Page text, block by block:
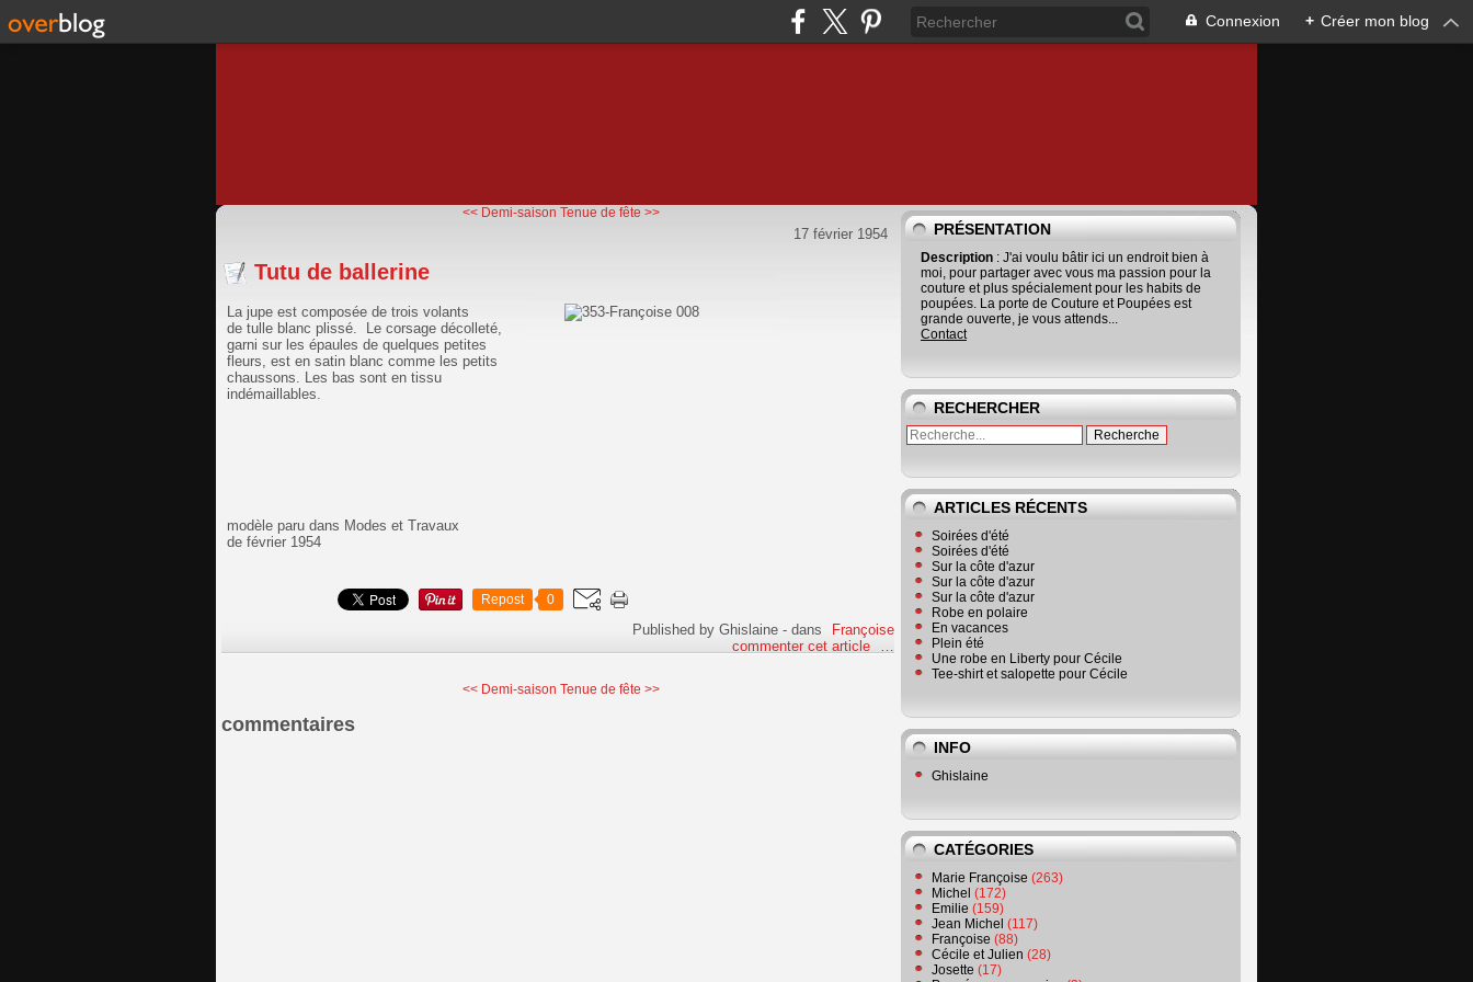
Connexion + Créer mon blog
<< Demi-saison Tenue de fête >>
17 février 1954
Tutu de ballerine
La jupe est composée de trois volants
de tulle blanc plissé. Le corsage décolleté,
garni sur les épaules de quelques petites
fleurs, est en satin blanc comme les petits
chaussons. Les bas sont en tissu
indémaillables.
modèle paru dans Modes et Travaux
de février 1954
Repost 0
Published by Ghislaine -dans
Françoise
commenter cet article
<< Demi-saison Tenue de fête >>
commentaires
PRÉSENTATION
Description : J'ai voulu bâtir ici un endroit bien à
moi, pour partager avec vous ma passion pour la
couture et plus spécialement pour les habits de
poupées. La porte de Couture et Poupées est
grande ouverte, je vous attends...
Contact
RECHERCHER
ARTICLES RÉCENTS
Soirées d'été
Soirées d'été
Sur la côte d'azur
Sur la côte d'azur
Sur la côte d'azur
Robe en polaire
En vacances
Plein été
Une robe en Liberty pour Cécile
Tee-shirt et salopette pour Cécile
INFO
Ghislaine
CATÉGORIES
Marie Françoise (263)
Michel (172)
Emilie (159)
Jean Michel (117)
Françoise (88)
Cécile et Julien (28)
Josette (17)